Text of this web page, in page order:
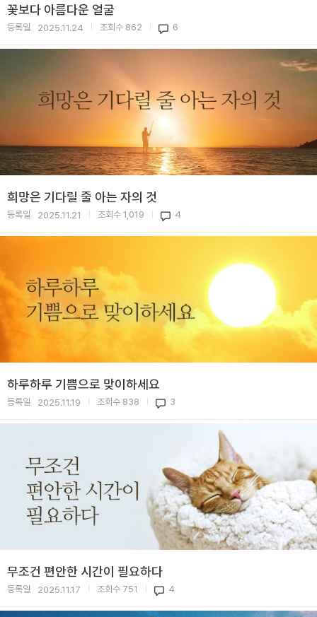
꽃보다 아름다운 얼굴
등록일 2025.11.24 조회수 862 6
희망은 기다릴 줄 아는 자의 것
등록일 2025.11.21 조회수 1,019 4
하루하루 기쁨으로 맞이하세요
등록일 2025.11.19 조회수 838 3
무조건 편안한 시간이 필요하다
등록일 2025.11.17 조회수 751 4